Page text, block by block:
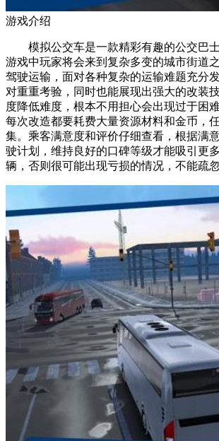
游戏介绍
模拟公交车是一款精彩有趣的公交巴士
游戏中玩家将会来到复杂多变的城市街道
驾驶运输，面对各种复杂的运输难题充分
对重重考验，同时也能展现出强大的改装
度降低难度，根本不用担心会出现过于困
每次改造都要耗费大量资源材料和金币，
集。乘客满意度和评价仔细查看，根据满
驶计划，维持良好的口碑等级才能吸引更
辆，否则很可能出现亏损的情况，不能疏忽